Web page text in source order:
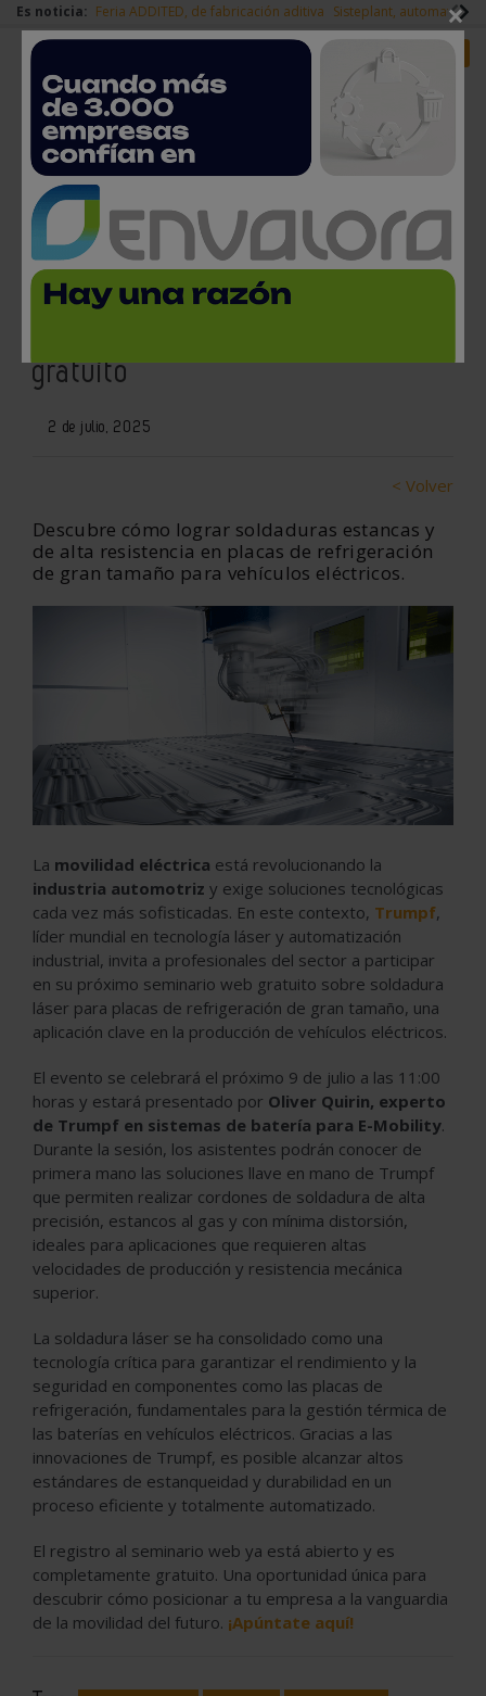
Es noticia: Feria ADDITED, de fabricación aditiva Sisteplant,
Redes Sociales Login empresas
Trumpf presenta sus soluciones
láser más avanzadas para E-
gratuito
2 de julio, 2025
< Volver
Descubre cómo lograr soldaduras estancas y
de alta resistencia en placas de refrigeración
de gran tamaño para vehículos eléctricos.
La movilidad eléctrica está revolucionando la
industria automotriz y exige soluciones tecnológicas
cada vez más sofisticadas. En este contexto, Trumpf,
líder mundial en tecnología láser y automatización
industrial, invita a profesionales del sector a participar
en su próximo seminario web gratuito sobre soldadura
láser para placas de refrigeración de gran tamaño, una
aplicación clave en la producción de vehículos eléctricos.
El evento se celebrará el próximo 9 de julio a las 11:00
horas y estará presentado por Oliver Quirin, experto
de Trumpf en sistemas de batería para E-Mobility.
Durante la sesión, los asistentes podrán conocer de
primera mano las soluciones llave en mano de Trumpf
que permiten realizar cordones de soldadura de alta
precisión, estancos al gas y con mínima distorsión,
ideales para aplicaciones que requieren altas
velocidades de producción y resistencia mecánica
superior.
La soldadura láser se ha consolidado como una
tecnología crítica para garantizar el rendimiento y la
seguridad en componentes como las placas de
refrigeración, fundamentales para la gestión térmica de
las baterías en vehículos eléctricos. Gracias a las
innovaciones de Trumpf, es posible alcanzar altos
estándares de estanqueidad y durabilidad en un
proceso eficiente y totalmente automatizado.
El registro al seminario web ya está abierto y es
completamente gratuito. Una oportunidad única para
descubrir cómo posicionar a tu empresa a la vanguardia
de la movilidad del futuro. ¡Apúntate aquí!
×